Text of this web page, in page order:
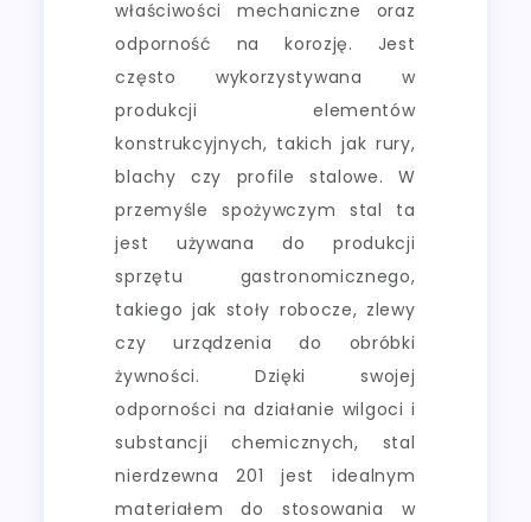
właściwości mechaniczne oraz
odporność na korozję. Jest
często wykorzystywana w
produkcji elementów
konstrukcyjnych, takich jak rury,
blachy czy profile stalowe. W
przemyśle spożywczym stal ta
jest używana do produkcji
sprzętu gastronomicznego,
takiego jak stoły robocze, zlewy
czy urządzenia do obróbki
żywności. Dzięki swojej
odporności na działanie wilgoci i
substancji chemicznych, stal
nierdzewna 201 jest idealnym
materiałem do stosowania w